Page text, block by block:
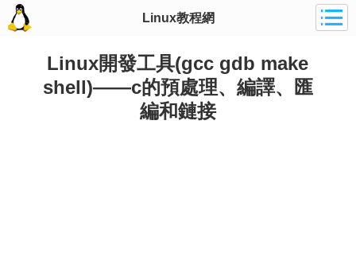
Linux教程網
Linux開發工具(gcc gdb make
shell)——c的預處理、編譯、匯
編和鏈接